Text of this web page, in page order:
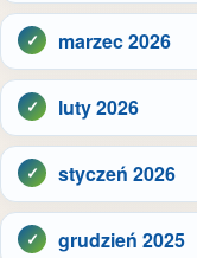
marzec 2026
luty 2026
styczeń 2026
grudzień 2025